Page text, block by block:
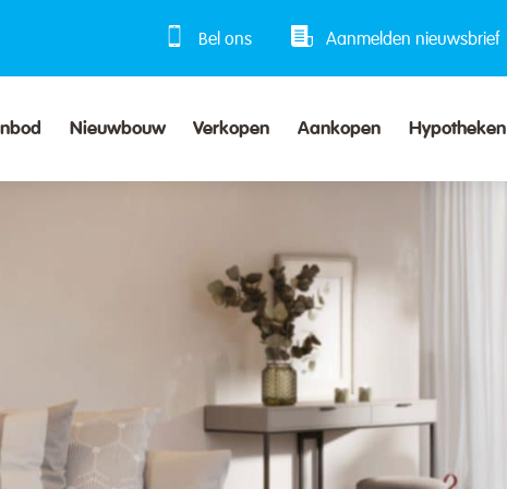
Bel ons Aanmelden nieuwsbrief
Nieuwbouw Verkopen Aankopen Hypotheken